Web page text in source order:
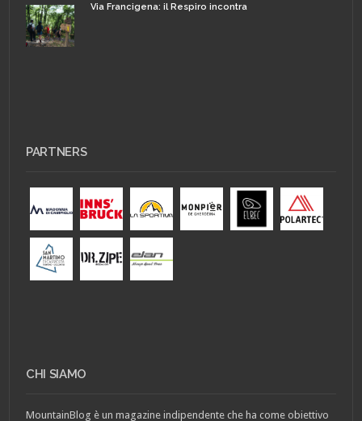
Via Francigena: il Respiro incontra
PARTNERS
CHI SIAMO
MountainBlog è un magazine indipendente che ha come obiettivo